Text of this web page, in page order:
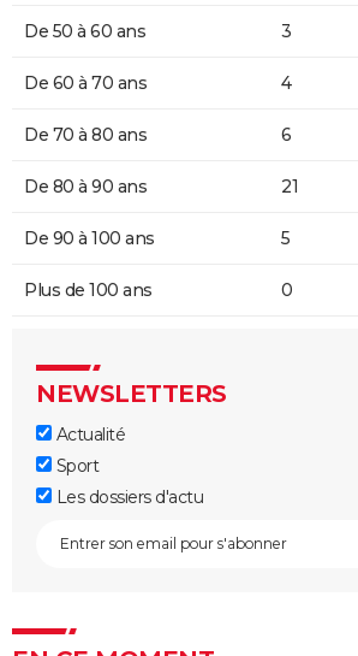
De 50 à 60 ans 3
De 60 à 70 ans 4
De 70 à 80 ans 6
De 80 à 90 ans 21
De 90 à 100 ans 5
Plus de 100 ans 0
NEWSLETTERS
Actualité
Sport
Les dossiers d'actu